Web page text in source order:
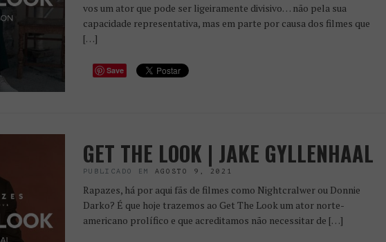
vos um ator que pode ser ligeiramente divisivo… não pela sua
capacidade representativa, mas em parte por causa dos filmes que
[…]
Save
GET THE LOOK | JAKE GYLLENHAAL
PUBLICADO EM AGOSTO 9, 2021
Rapazes, há por aqui fãs de filmes como Nightcralwer ou Donnie
Darko? É que hoje trazemos ao Get The Look um ator norte-
americano prolífico e que acreditamos não necessitar de […]